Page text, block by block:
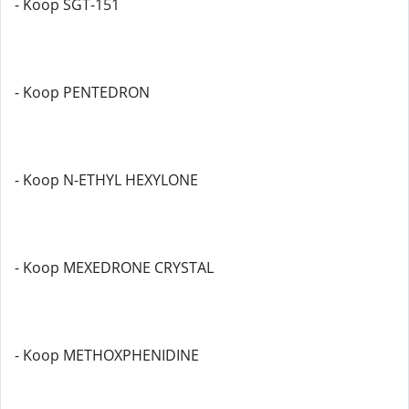
- Koop SGT-151
- Koop PENTEDRON
- Koop N-ETHYL HEXYLONE
- Koop MEXEDRONE CRYSTAL
- Koop METHOXPHENIDINE